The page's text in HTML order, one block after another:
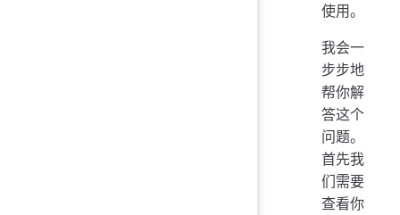
使用。
我会一
步步地
帮你解
答这个
问题。
首先我
们需要
查看你